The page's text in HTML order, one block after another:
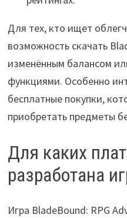
Для тех, кто ищет
возможность скачать
изменённым балансом
функциями. Особенно
бесплатные покупки,
приобретать предметы
Для каких
разработана
Игра BladeBound: RPG